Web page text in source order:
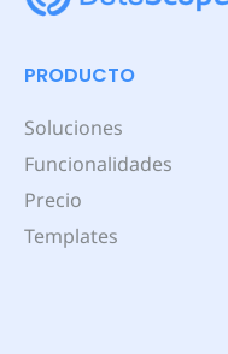
PRODUCTO
Soluciones
Funcionalidades
Precio
Templates